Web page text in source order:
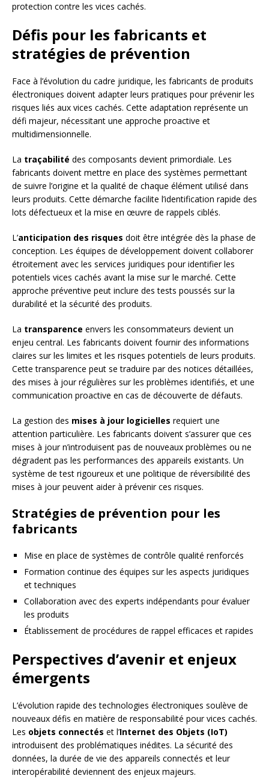
protection contre les vices cachés.
Défis pour les fabricants et
stratégies de prévention
Face à l’évolution du cadre juridique, les fabricants de produits
électroniques doivent adapter leurs pratiques pour prévenir les
risques liés aux vices cachés. Cette adaptation représente un
défi majeur, nécessitant une approche proactive et
multidimensionnelle.
La traçabilité des composants devient primordiale. Les
fabricants doivent mettre en place des systèmes permettant
de suivre l’origine et la qualité de chaque élément utilisé dans
leurs produits. Cette démarche facilite l’identification rapide des
lots défectueux et la mise en œuvre de rappels ciblés.
L’anticipation des risques doit être intégrée dès la phase de
conception. Les équipes de développement doivent collaborer
étroitement avec les services juridiques pour identifier les
potentiels vices cachés avant la mise sur le marché. Cette
approche préventive peut inclure des tests poussés sur la
durabilité et la sécurité des produits.
La transparence envers les consommateurs devient un
enjeu central. Les fabricants doivent fournir des informations
claires sur les limites et les risques potentiels de leurs produits.
Cette transparence peut se traduire par des notices détaillées,
des mises à jour régulières sur les problèmes identifiés, et une
communication proactive en cas de découverte de défauts.
La gestion des mises à jour logicielles requiert une
attention particulière. Les fabricants doivent s’assurer que ces
mises à jour n’introduisent pas de nouveaux problèmes ou ne
dégradent pas les performances des appareils existants. Un
système de test rigoureux et une politique de réversibilité des
mises à jour peuvent aider à prévenir ces risques.
Stratégies de prévention pour les
fabricants
Mise en place de systèmes de contrôle qualité renforcés
Formation continue des équipes sur les aspects juridiques
et techniques
Collaboration avec des experts indépendants pour évaluer
les produits
Établissement de procédures de rappel efficaces et rapides
Perspectives d’avenir et enjeux
émergents
L’évolution rapide des technologies électroniques soulève de
nouveaux défis en matière de responsabilité pour vices cachés.
Les objets connectés et l’Internet des Objets (IoT)
introduisent des problématiques inédites. La sécurité des
données, la durée de vie des appareils connectés et leur
interopérabilité deviennent des enjeux majeurs.